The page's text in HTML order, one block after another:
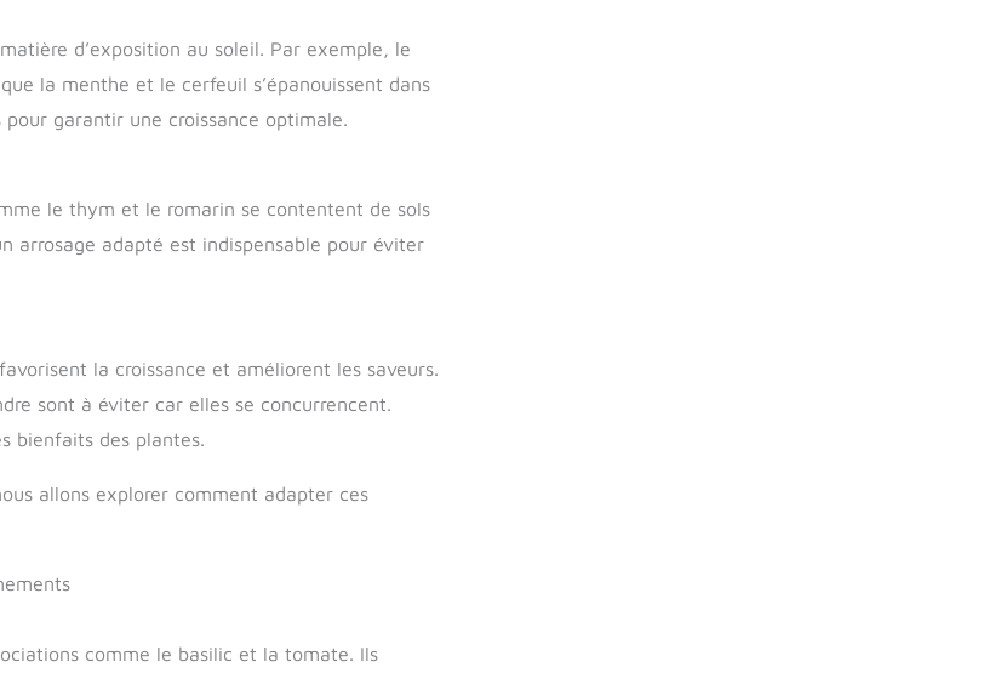
d’exposition au soleil. Par exemple, le
la menthe et le cerfeuil s’épanouissent dans
garantir une croissance optimale.
le thym et le romarin se contentent de sols
arrosage adapté est indispensable pour éviter
la croissance et améliorent les saveurs.
sont à éviter car elles se concurrencent.
bienfaits des plantes.
allons explorer comment adapter ces
comme le basilic et la tomate. Ils